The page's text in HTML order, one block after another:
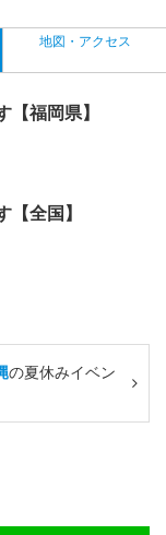
地図・アクセス
福岡県】
全国】
の夏休みイベン